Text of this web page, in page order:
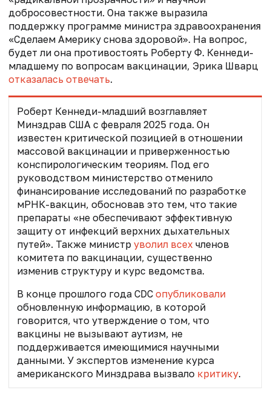
добросовестности. Она также выразила
поддержку программе министра здравоохранения
«Сделаем Америку снова здоровой». На вопрос,
будет ли она противостоять Роберту Ф. Кеннеди-
младшему по вопросам вакцинации, Эрика Шварц
отказалась отвечать.
Роберт Кеннеди-младший возглавляет
Минздрав США с февраля 2025 года. Он
известен критической позицией в отношении
массовой вакцинации и приверженностью
конспирологическим теориям. Под его
руководством министерство отменило
финансирование исследований по разработке
мРНК-вакцин, обосновав это тем, что такие
препараты «не обеспечивают эффективную
защиту от инфекций верхних дыхательных
путей». Также министр уволил всехчленов
комитета по вакцинации, существенно
изменив структуру и курс ведомства.
В конце прошлого года CDC опубликовали
обновленную информацию, в которой
говорится, что утверждение о том, что
вакцины не вызывают аутизм, не
поддерживается имеющимися научными
данными. У экспертов изменение курса
американского Минздрава вызвало критику.